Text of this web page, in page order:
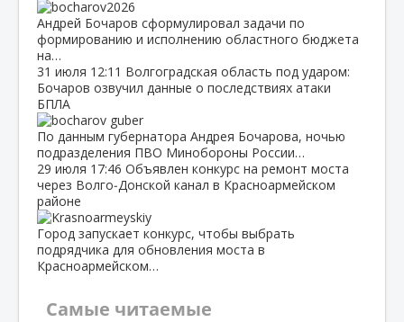
Андрей Бочаров сформулировал задачи по
формированию и исполнению областного бюджета
на…
31 июля 12:11 Волгоградская область под ударом:
Бочаров озвучил данные о последствиях атаки
БПЛА
По данным губернатора Андрея Бочарова, ночью
подразделения ПВО Минобороны России…
29 июля 17:46 Объявлен конкурс на ремонт моста
через Волго‑Донской канал в Красноармейском
районе
Город запускает конкурс, чтобы выбрать
подрядчика для обновления моста в
Красноармейском…
Самые читаемые